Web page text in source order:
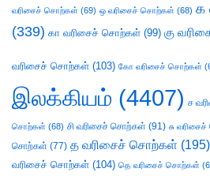
வரிசைச் சொற்கள் (69) ஒ வரிசைச் சொற்கள் (68) க
(339) கா வரிசைச் சொற்கள் (99) கு
வரிசைச் சொற்கள் (103) கோ வரிசைச் சொற்கள்
இலக்கியம் (4407) ச
சொற்கள் (68) சி வரிசைச் சொற்கள் (91) சு
சொற்கள் (77) த வரிசைச் சொற்கள் (195)
வரிசைச் சொற்கள் (104) தெ வரிசைச் சொற்கள்